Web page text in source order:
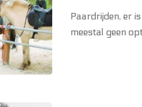
Paardrijden, er
meestal geen